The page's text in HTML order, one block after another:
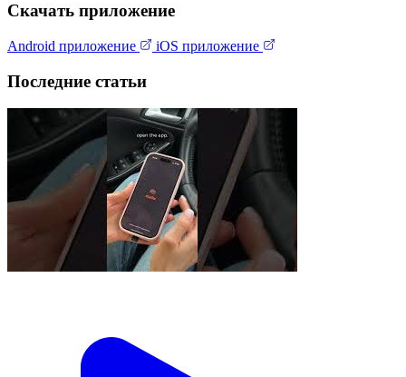
Скачать приложение
Android приложение iOS приложение
Последние статьи